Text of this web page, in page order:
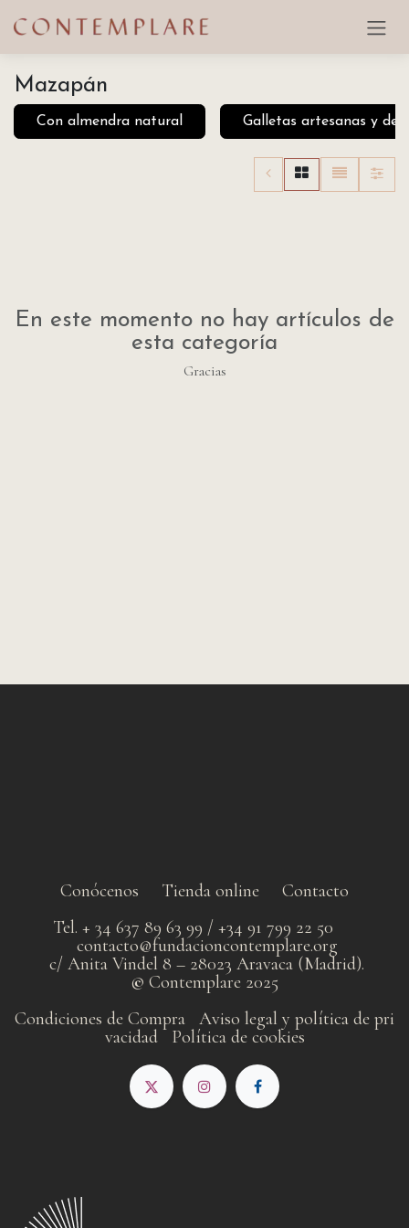
Mazapán
Con almendra natural Galletas artesanas y
En este momento no hay artículos de
esta categoría
Gracias
Conócenos Tienda online
Contacto
Tel. + 34 637 89 63 99 / +34 91 799 22 50
contacto@fundacioncontemplare.org
c/ Anita Vindel 8 – 28023 Aravaca (Madrid).
© Contemplare 2025
Condiciones de Compra
Aviso legal y política de pri​
vacidad
Política de cookies